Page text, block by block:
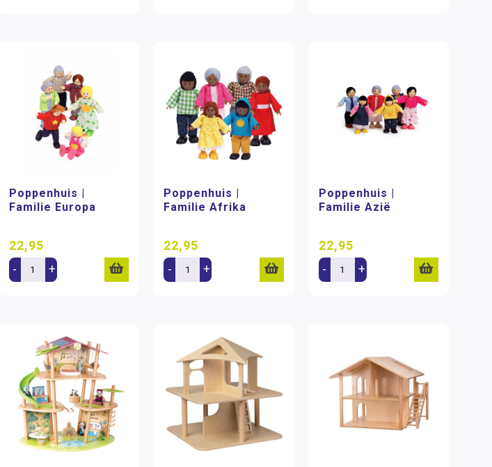
Poppenhuis |
Familie Europa
22,95
- +
Poppenhuis |
Familie Afrika
22,95
- +
Poppenhuis |
Familie Azië
22,95
- +